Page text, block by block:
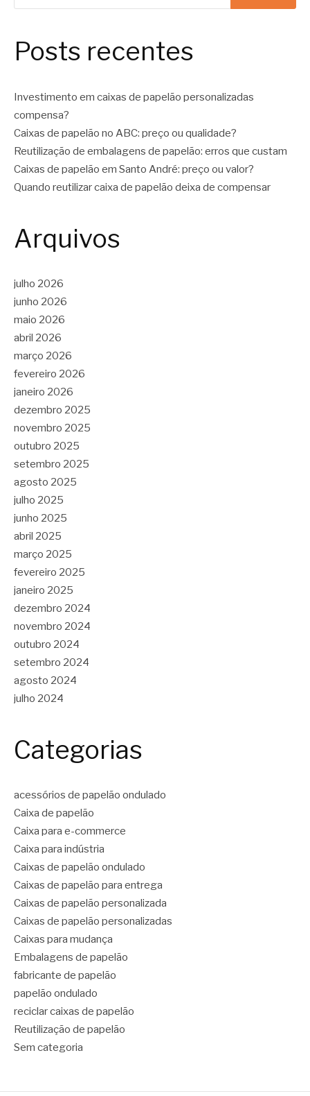
Posts recentes
Investimento em caixas de papelão personalizadas
compensa?
Caixas de papelão no ABC: preço ou qualidade?
Reutilização de embalagens de papelão: erros que custam
Caixas de papelão em Santo André: preço ou valor?
Quando reutilizar caixa de papelão deixa de compensar
Arquivos
julho 2026
junho 2026
maio 2026
abril 2026
março 2026
fevereiro 2026
janeiro 2026
dezembro 2025
novembro 2025
outubro 2025
setembro 2025
agosto 2025
julho 2025
junho 2025
abril 2025
março 2025
fevereiro 2025
janeiro 2025
dezembro 2024
novembro 2024
outubro 2024
setembro 2024
agosto 2024
julho 2024
Categorias
acessórios de papelão ondulado
Caixa de papelão
Caixa para e-commerce
Caixa para indústria
Caixas de papelão ondulado
Caixas de papelão para entrega
Caixas de papelão personalizada
Caixas de papelão personalizadas
Caixas para mudança
Embalagens de papelão
fabricante de papelão
papelão ondulado
reciclar caixas de papelão
Reutilização de papelão
Sem categoria